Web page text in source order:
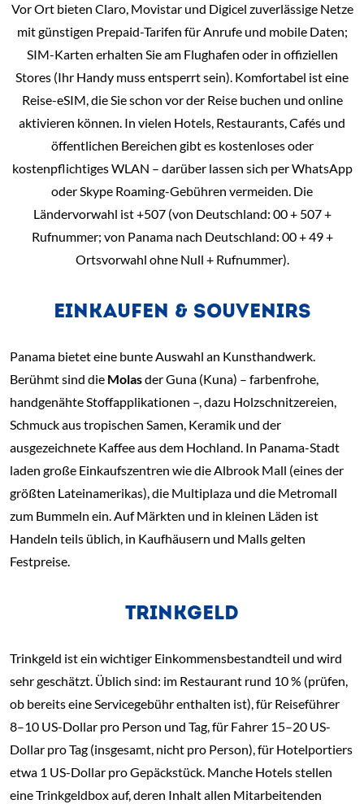
Vor Ort bieten Claro, Movistar und Digicel zuverlässige Netze
mit günstigen Prepaid-Tarifen für Anrufe und mobile Daten;
SIM-Karten erhalten Sie am Flughafen oder in offiziellen
Stores (Ihr Handy muss entsperrt sein). Komfortabel ist eine
Reise-eSIM, die Sie schon vor der Reise buchen und online
aktivieren können. In vielen Hotels, Restaurants, Cafés und
öffentlichen Bereichen gibt es kostenloses oder
kostenpflichtiges WLAN – darüber lassen sich per WhatsApp
oder Skype Roaming-Gebühren vermeiden. Die
Ländervorwahl ist +507 (von Deutschland: 00 + 507 +
Rufnummer; von Panama nach Deutschland: 00 + 49 +
Ortsvorwahl ohne Null + Rufnummer).
EINKAUFEN & SOUVENIRS
Panama bietet eine bunte Auswahl an Kunsthandwerk.
Berühmt sind die Molasder Guna (Kuna) – farbenfrohe,
handgenähte Stoffapplikationen –, dazu Holzschnitzereien,
Schmuck aus tropischen Samen, Keramik und der
ausgezeichnete Kaffee aus dem Hochland. In Panama-Stadt
laden große Einkaufszentren wie die Albrook Mall (eines der
größten Lateinamerikas), die Multiplaza und die Metromall
zum Bummeln ein. Auf Märkten und in kleinen Läden ist
Handeln teils üblich, in Kaufhäusern und Malls gelten
Festpreise.
TRINKGELD
Trinkgeld ist ein wichtiger Einkommensbestandteil und wird
sehr geschätzt. Üblich sind: im Restaurant rund 10 % (prüfen,
ob bereits eine Servicegebühr enthalten ist), für Reiseführer
8–10 US-Dollar pro Person und Tag, für Fahrer 15–20 US-
Dollar pro Tag (insgesamt, nicht pro Person), für Hotelportiers
etwa 1 US-Dollar pro Gepäckstück. Manche Hotels stellen
eine Trinkgeldbox auf, deren Inhalt allen Mitarbeitenden